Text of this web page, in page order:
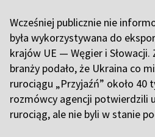
Wcześniej publicznie nie
była wykorzystywana do
krajów UE — Węgier i Słowacji.
branży podało, że Ukraina co
rurociągu „Przyjaźń” około 40
rozmówcy agencji potwierdzili
rurociąg, ale nie byli w stanie